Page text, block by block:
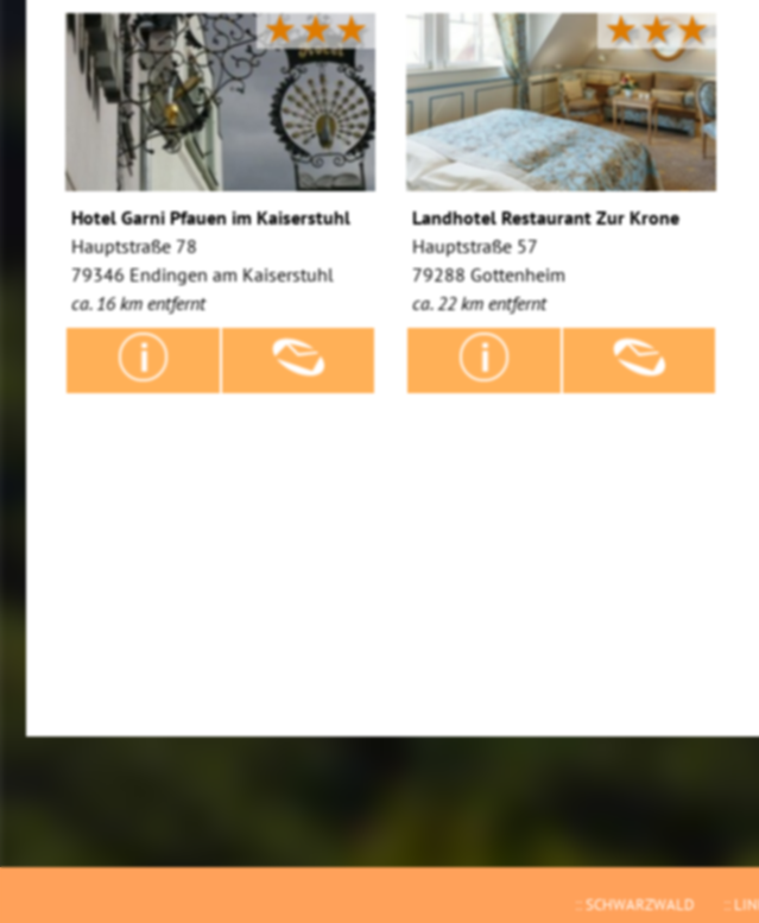
★★★
Hotel Garni Pfauen im Kaiserstuhl
Hauptstraße 78
79346 Endingen am Kaiserstuhl
ca. 16 km entfernt
★★★
Landhotel Restaurant Zur Krone
Hauptstraße 57
79288 Gottenheim
ca. 22 km entfernt
SCHWARZWALD